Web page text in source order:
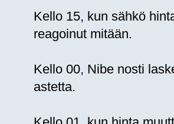
Kello 15, kun sähkö
reagoinut mitään.
Kello 00, Nibe nosti
astetta.